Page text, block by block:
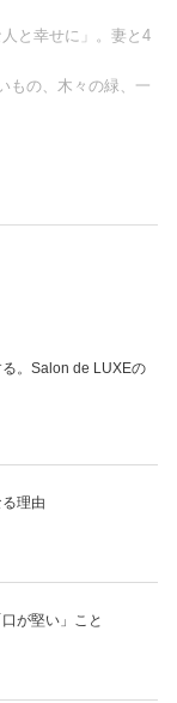
と幸せに」。妻と4
もの、木々の緑、一
。Salon de LUXEの
理由
が堅い」こと